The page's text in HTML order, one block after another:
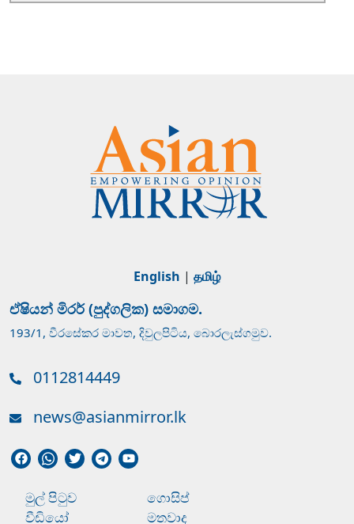
English | தமிழ்
ඒෂියන් මිරර් (පුද්ගලික) සමාගම.
193/1, වීරසේකර මාවත, දිවුලපිටිය, බොරලැස්ගමුව.
0112814449
news@asianmirror.lk
මුල් පිටුව
ගොසිප්
වීඩියෝ
මතවාද